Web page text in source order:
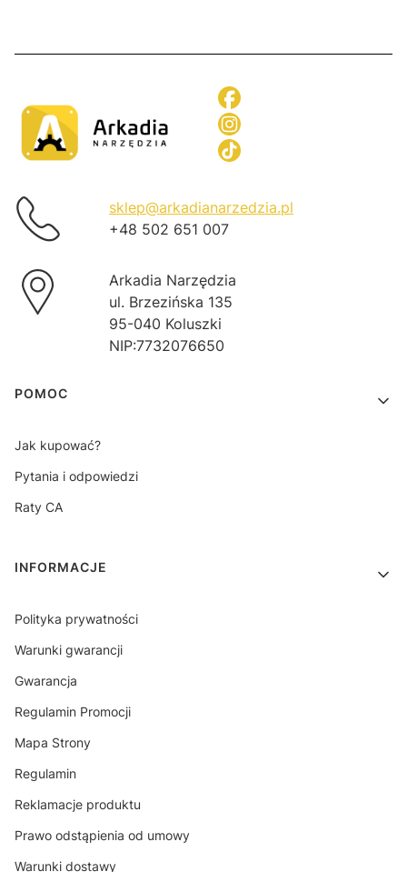
sklep@arkadianarzedzia.pl
+48 502 651 007
Arkadia Narzędzia
ul. Brzezińska 135
95-040 Koluszki
NIP:7732076650
Linki w stopce
POMOC
Jak kupować?
Pytania i odpowiedzi
Raty CA
INFORMACJE
Polityka prywatności
Warunki gwarancji
Gwarancja
Regulamin Promocji
Mapa Strony
Regulamin
Reklamacje produktu
Prawo odstąpienia od umowy
Warunki dostawy